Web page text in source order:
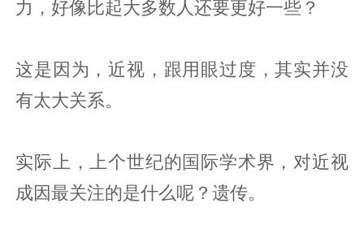
力，好像比起大多数人还要更好一些？
这是因为，近视，跟用眼过度，其实并没
有太大关系。
实际上，上个世纪的国际学术界，对近视
成因最关注的是什么呢？遗传。